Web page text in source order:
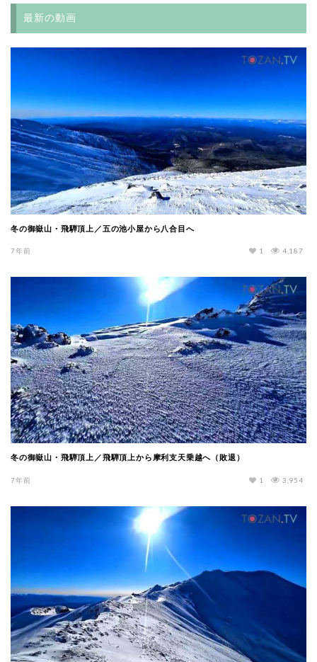
最新の動画
冬の御嶽山・飛騨頂上／五の池小屋から八合目へ
7年前 4,187
1
冬の御嶽山・飛騨頂上／飛騨頂上から摩利支天乗越へ（敗退）
7年前 3,954
1